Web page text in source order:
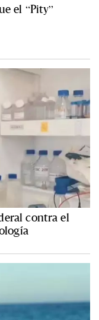
el “Pity”
contra el